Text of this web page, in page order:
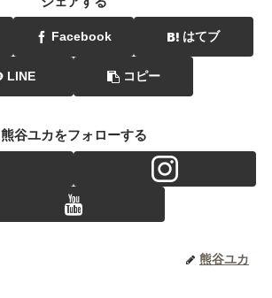
Facebook はてブ
LINE コピー
熊谷ユカをフォローする
熊谷ユカ